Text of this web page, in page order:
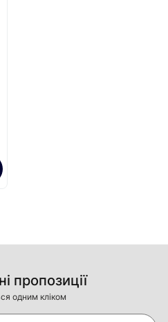
пропозиції
одним кліком